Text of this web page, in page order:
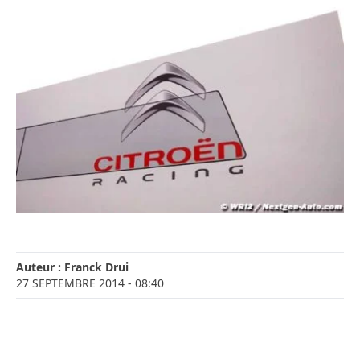
Auteur : Franck Drui
27 SEPTEMBRE 2014 - 08:40